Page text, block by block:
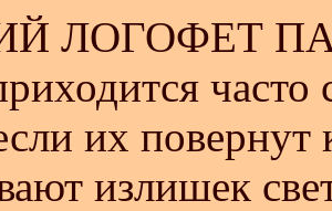
ЛОГОФЕТ
их
излишек